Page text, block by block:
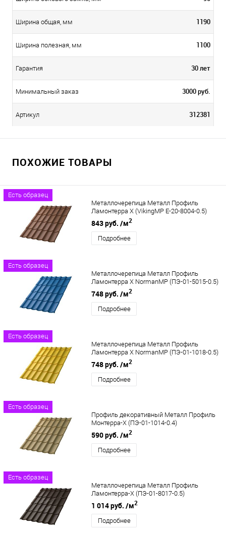
Ширина общая, мм 1190
Ширина полезная, мм 1100
Гарантия 30 лет
Минимальный заказ 3000 руб.
Артикул 312381
ПОХОЖИЕ ТОВАРЫ
Есть образец
Металлочерепица Металл Профиль
Ламонтерра X (VikingMP E-20-8004-0.5)
843 руб. /м2
Подробнее
Есть образец
Металлочерепица Металл Профиль
Ламонтерра X NormanMP (ПЭ-01-5015-0.5)
748 руб. /м2
Подробнее
Есть образец
Металлочерепица Металл Профиль
Ламонтерра X NormanMP (ПЭ-01-1018-0.5)
748 руб. /м2
Подробнее
Есть образец
Профиль декоративный Металл Профиль
Монтерра-X (ПЭ-01-1014-0.4)
590 руб. /м2
Подробнее
Есть образец
Металлочерепица Металл Профиль
Ламонтерра-X (ПЭ-01-8017-0.5)
1 014 руб. /м2
Подробнее